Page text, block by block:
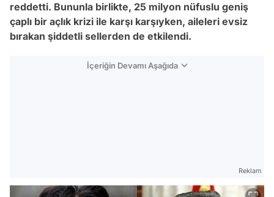
reddetti. Bununla birlikte, 25 milyon nüfuslu geniş
çaplı bir açlık krizi ile karşı karşıyken, aileleri evsiz
bırakan şiddetli sellerden de etkilendi.
İçeriğin Devamı Aşağıda
Reklam